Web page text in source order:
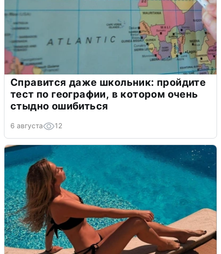
Справится даже школьник: пройдите
тест по географии, в котором очень
стыдно ошибиться
6 августа 12